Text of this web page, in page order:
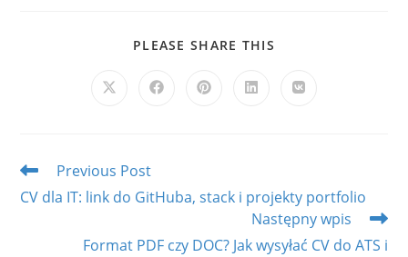
PLEASE SHARE THIS
Opens
Opens Opens Opens Opens
Read
more
articles
Previous Post
CV dla IT: link do GitHuba, stack i projekty portfolio
Następny wpis
Format PDF czy DOC? Jak wysyłać CV do ATS i